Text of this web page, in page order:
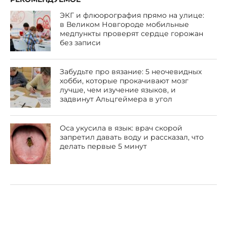
ЭКГ и флюорография прямо на улице:
в Великом Новгороде мобильные
медпункты проверят сердце горожан
без записи
Забудьте про вязание: 5 неочевидных
хобби, которые прокачивают мозг
лучше, чем изучение языков, и
задвинут Альцгеймера в угол
Оса укусила в язык: врач скорой
запретил давать воду и рассказал, что
делать первые 5 минут